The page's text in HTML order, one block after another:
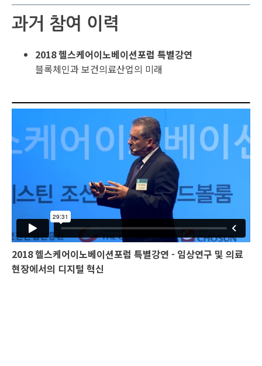
과거 참여 이력
2018 헬스케어이노베이션포럼 특별강연
블록체인과 보건의료산업의 미래
2018 헬스케어이노베이션포럼 특별강연 - 임상연구 및 의료
현장에서의 디지털 혁신